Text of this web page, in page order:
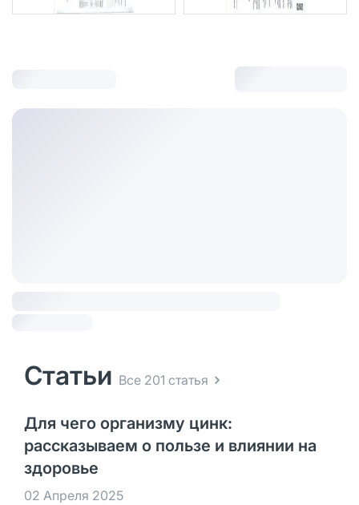
Статьи Все 201 статья
Для чего организму цинк:
рассказываем о пользе и влиянии на
здоровье
02 Апреля 2025